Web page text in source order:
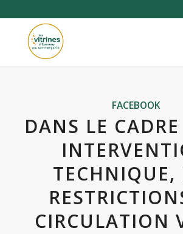
FACEBOOK
DANS LE CADRE
TECHNIQUE,
CIRCULATION